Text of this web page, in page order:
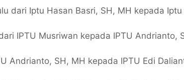
dari Iptu Hasan Basri, SH, MH kepada
IPTU Musriwan kepada IPTU Andrianto,
Andrianto, SH, MH kepada IPTU Edi